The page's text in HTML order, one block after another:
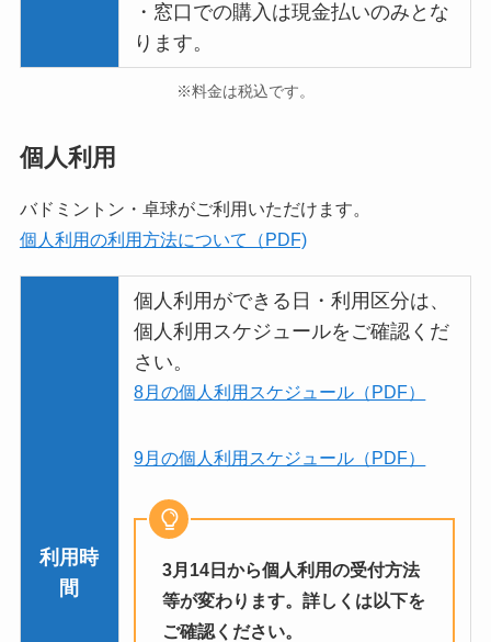
・窓口での購入は現金払いのみとな
ります。
※料金は税込です。
個人利用
バドミントン・卓球がご利用いただけます。
個人利用の利用方法について（PDF)
利用時
間
個人利用ができる日・利用区分は、
個人利用スケジュールをご確認くだ
さい。
8月の個人利用スケジュール（PDF）
9月の個人利用スケジュール（PDF）
3月14日から個人利用の受付方法
等が変わります。詳しくは以下を
ご確認ください。